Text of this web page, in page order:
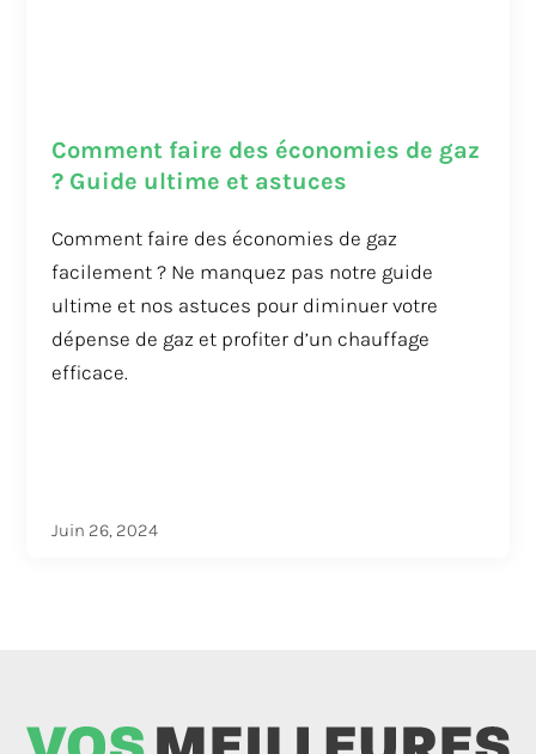
Comment faire des économies de gaz
? Guide ultime et astuces
Comment faire des économies de gaz
facilement ? Ne manquez pas notre guide
ultime et nos astuces pour diminuer votre
dépense de gaz et profiter d’un chauffage
efficace.
Juin 26, 2024